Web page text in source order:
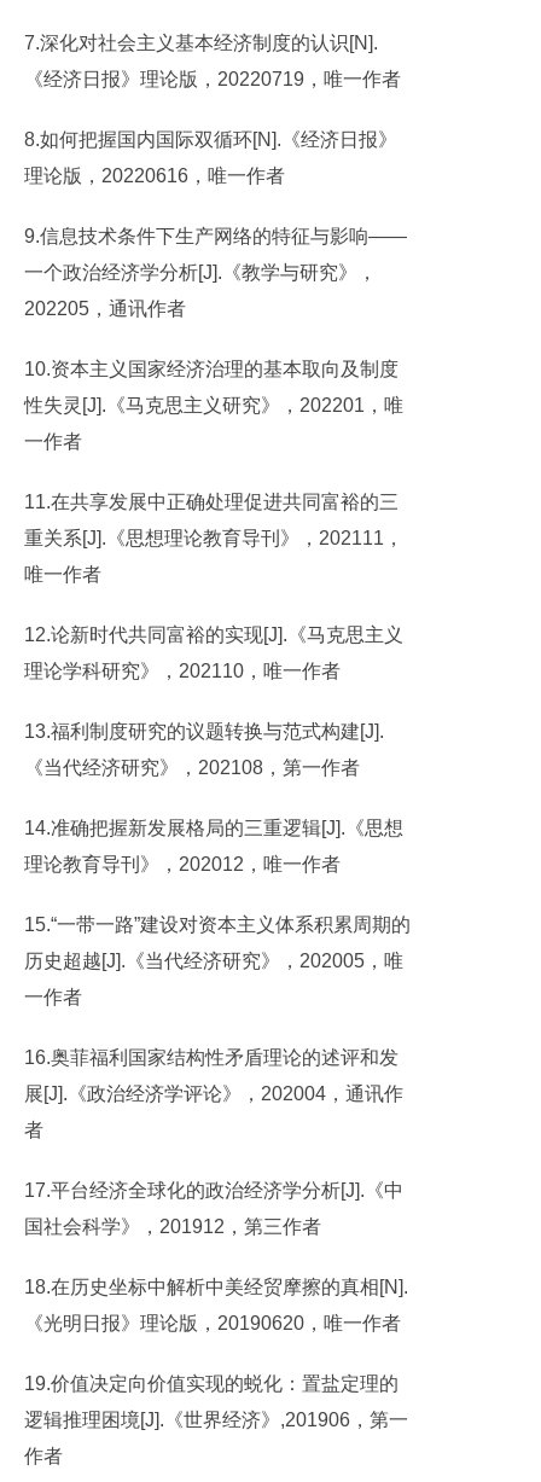
7.深化对社会主义基本经济制度的认识[N].
《经济日报》理论版，20220719，唯一作者
8.如何把握国内国际双循环[N].《经济日报》
理论版，20220616，唯一作者
9.信息技术条件下生产网络的特征与影响——
一个政治经济学分析[J].《教学与研究》，
202205，通讯作者
10.资本主义国家经济治理的基本取向及制度
性失灵[J].《马克思主义研究》，202201，唯
一作者
11.在共享发展中正确处理促进共同富裕的三
重关系[J].《思想理论教育导刊》，202111，
唯一作者
12.论新时代共同富裕的实现[J].《马克思主义
理论学科研究》，202110，唯一作者
13.福利制度研究的议题转换与范式构建[J].
《当代经济研究》，202108，第一作者
14.准确把握新发展格局的三重逻辑[J].《思想
理论教育导刊》，202012，唯一作者
15.“一带一路”建设对资本主义体系积累周期的
历史超越[J].《当代经济研究》，202005，唯
一作者
16.奥菲福利国家结构性矛盾理论的述评和发
展[J].《政治经济学评论》，202004，通讯作
者
17.平台经济全球化的政治经济学分析[J].《中
国社会科学》，201912，第三作者
18.在历史坐标中解析中美经贸摩擦的真相[N].
《光明日报》理论版，20190620，唯一作者
19.价值决定向价值实现的蜕化：置盐定理的
逻辑推理困境[J].《世界经济》,201906，第一
作者